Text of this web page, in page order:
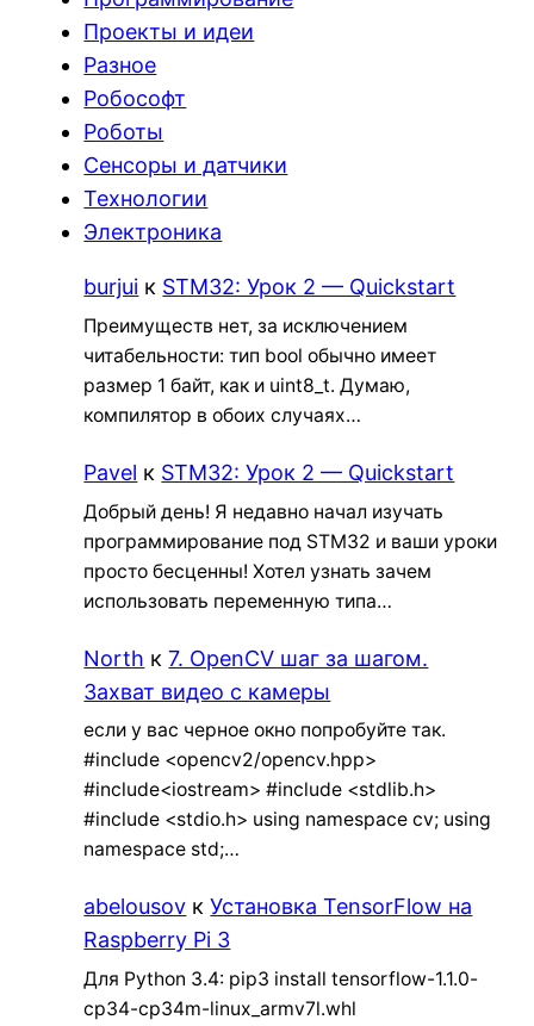
Проекты и идеи
Разное
Робософт
Роботы
Сенсоры и датчики
Технологии
Электроника
burjui к STM32: Урок 2 — Quickstart
Преимуществ нет, за исключением
читабельности: тип bool обычно имеет
размер 1 байт, как и uint8_t. Думаю,
компилятор в обоих случаях…
Pavel к STM32: Урок 2 — Quickstart
Добрый день! Я недавно начал изучать
программирование под STM32 и ваши уроки
просто бесценны! Хотел узнать зачем
использовать переменную типа…
North к7. OpenCV шаг за шагом.
Захват видео с камеры
если у вас черное окно попробуйте так.
#include <opencv2/opencv.hpp>
#include<iostream> #include <stdlib.h>
#include <stdio.h> using namespace cv; using
namespace std;…
abelousov кУстановка TensorFlow на
Raspberry Pi 3
Для Python 3.4: pip3 install tensorflow-1.1.0-
cp34-cp34m-linux_armv7l.whl